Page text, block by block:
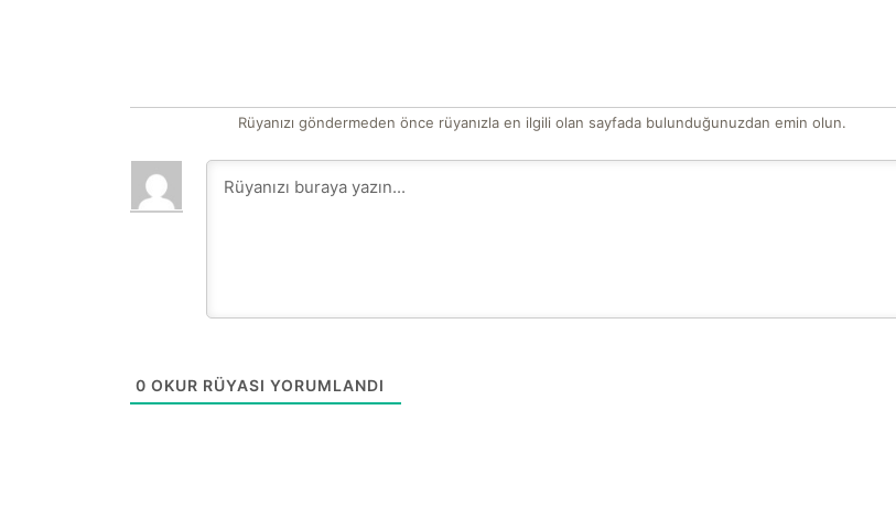
Rüyanızı göndermeden önce rüyanızla en ilgili olan sayfada bulunduğunuzdan emin olun.
0 OKUR RÜYASI YORUMLANDI